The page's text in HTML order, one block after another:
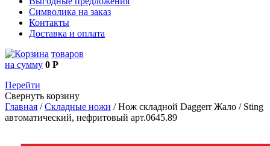
Символика на заказ
Контакты
Доставка и оплата
товаров
на сумму 0 Р
Перейти
Свернуть корзину
Главная /Складные ножи /Нож складной Daggerr Жало / Sting
автоматический, нефритовый арт.0645.89